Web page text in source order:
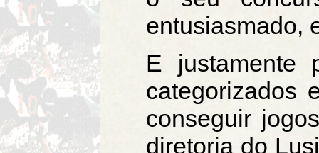
entusiasmado,
E justamente
categorizados
conseguir
diretoria do